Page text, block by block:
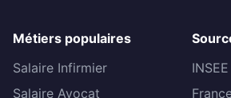
Métiers populaires
Salaire Infirmier
Salaire Avocat